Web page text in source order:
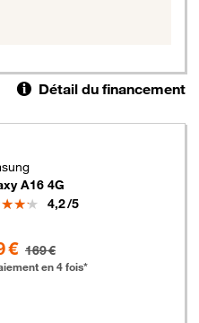
Détail du financement
A16 4G
Note
4,2/5
€ 169 €
en 4 fois*